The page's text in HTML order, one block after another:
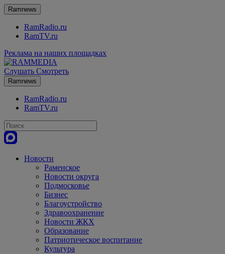
Ramnews
RamRadio.ru
RamTV.ru
Реклама на наших площадках
Слушать Смотреть
Ramnews
RamRadio.ru
RamTV.ru
Новости
Раменское
Новости округа
Подмосковье
Бизнес
Благоустройство
Здравоохранение
Новости ЖКХ
Образование
Патриотическое воспитание
Культура